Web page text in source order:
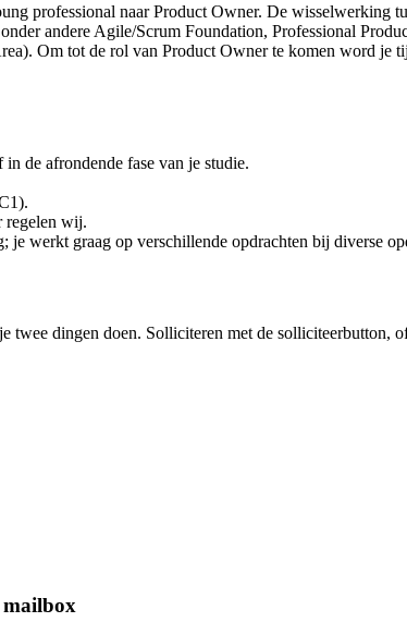
professional naar Product Owner. De wisselwerking
andere Agile/Scrum Foundation, Professional
Om tot de rol van Product Owner te komen word je
de afrondende fase van je studie.
regelen wij.
je werkt graag op verschillende opdrachten bij diverse
twee dingen doen. Solliciteren met de solliciteerbutton,